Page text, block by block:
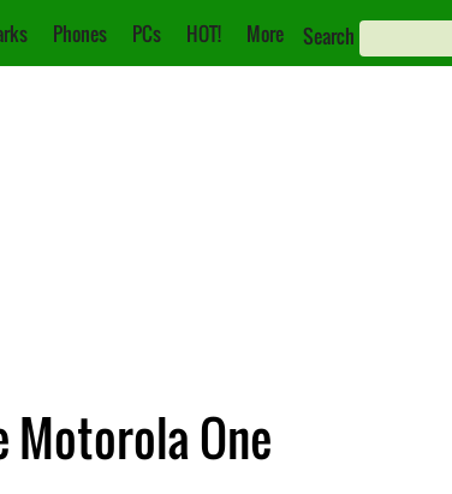
Phones PCs HOT! More Search
Motorola One